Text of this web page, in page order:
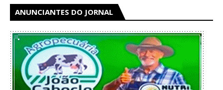
ANUNCIANTES DO JORNAL